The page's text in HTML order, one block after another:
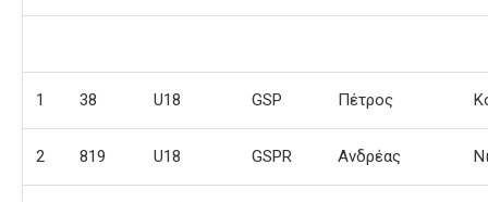
1 38 U18 GSP Πέτρος
2 819 U18 GSPR Ανδρέας